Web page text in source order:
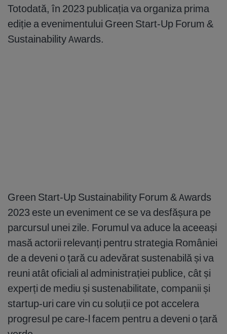
Totodată, în 2023 publicația va organiza prima
ediție a evenimentului Green Start-Up Forum &
Sustainability Awards.
Green Start-Up Sustainability Forum & Awards
2023 este un eveniment ce se va desfășura pe
parcursul unei zile. Forumul va aduce la aceeași
masă actorii relevanți pentru strategia României
de a deveni o țară cu adevărat sustenabilă și va
reuni atât oficiali al administrației publice, cât și
experți de mediu și sustenabilitate, companii și
startup-uri care vin cu soluții ce pot accelera
progresul pe care-l facem pentru a deveni o țară